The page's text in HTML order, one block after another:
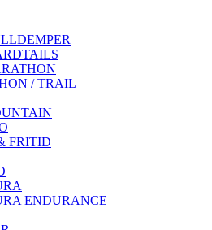
/ TRAIL
FRITID
ENDURANCE